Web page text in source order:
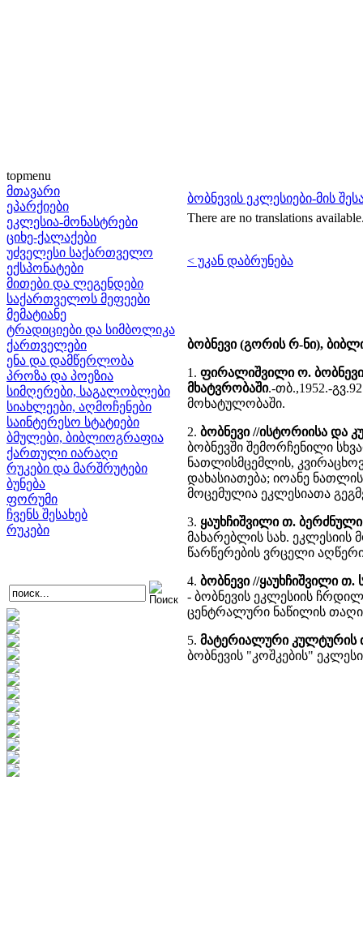
topmenu
მთავარი
ეპარქიები
ეკლესია-მონასტრები
ციხე-ქალაქები
უძველესი საქართველო
ექსპონატები
მითები და ლეგენდები
საქართველოს მეფეები
მემატიანე
ტრადიციები და სიმბოლიკა
ქართველები
ენა და დამწერლობა
პროზა და პოეზია
სიმღერები, საგალობლები
სიახლეები, აღმოჩენები
საინტერესო სტატიები
ბმულები, ბიბლიოგრაფია
ქართული იარაღი
რუკები და მარშრუტები
ბუნება
ფორუმი
ჩვენს შესახებ
რუკები
ბობნევის ეკლესიები-მის
There are no translations
< უკან დაბრუნება
ბობნევი (გორის რ-ნი),
1. ფირალიშვილი ო.
მხატვრობაში.-თბ.,1952.-
მოხატულობაში.
2. ბობნევი //ისტორიისა
ბობნევში შემორჩენილი
ნათლისმცემლის,
დახასიათება; იოანე
მოცემულია ეკლესიათა
3. ყაუხჩიშვილი თ.
მახარებლის სახ.
წარწერების ვრცელი
4. ბობნევი //ყაუხჩიშვილი
- ბობნევის ეკლესიის
ცენტრალური ნაწილის
5. მატერიალური კულტურის
ბობნევის "კოშკების"